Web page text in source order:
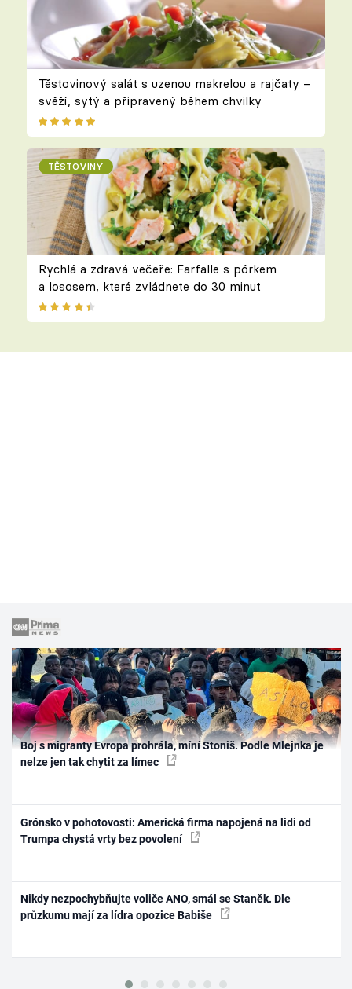
Těstovinový salát s uzenou makrelou a rajčaty –
svěží, sytý a připravený během chvilky
TĚSTOVINY
Rychlá a zdravá večeře: Farfalle s pórkem
a lososem, které zvládnete do 30 minut
Boj s migranty Evropa prohrála, míní Stoniš. Podle Mlejnka je
nelze jen tak chytit za límec
Grónsko v pohotovosti: Americká firma napojená na lidi od
Trumpa chystá vrty bez povolení
Nikdy nezpochybňujte voliče ANO, smál se Staněk. Dle
průzkumu mají za lídra opozice Babiše